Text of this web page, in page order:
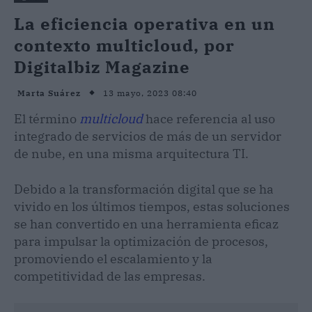
La eficiencia operativa en un
contexto multicloud, por
Digitalbiz Magazine
Marta Suárez 13 mayo, 2023 08:40
El término multicloud hace referencia al uso
integrado de servicios de más de un servidor
de nube, en una misma arquitectura TI.
Debido a la transformación digital que se ha
vivido en los últimos tiempos, estas soluciones
se han convertido en una herramienta eficaz
para impulsar la optimización de procesos,
promoviendo el escalamiento y la
competitividad de las empresas.